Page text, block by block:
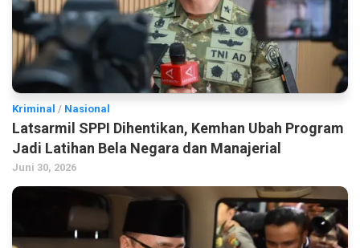
Kriminal / Nasional
Latsarmil SPPI Dihentikan, Kemhan Ubah Program
Jadi Latihan Bela Negara dan Manajerial
Juni 30, 2026